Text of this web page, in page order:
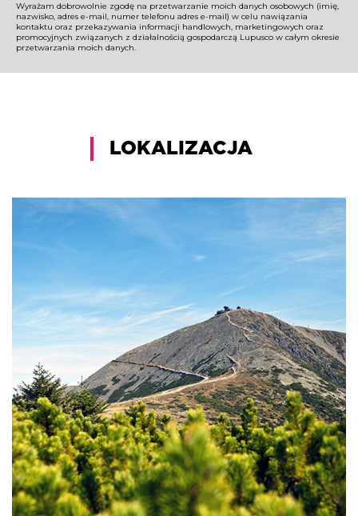
Wyrażam dobrowolnie zgodę na przetwarzanie moich danych osobowych (imię,
nazwisko, adres e-mail, numer telefonu adres e-mail) w celu nawiązania
kontaktu oraz przekazywania informacji handlowych, marketingowych oraz
promocyjnych związanych z działalnością gospodarczą Lupusco w całym okresie
przetwarzania moich danych.
LOKALIZACJA